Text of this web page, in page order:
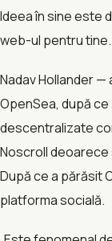
Ideea în sine este
web-ul pentru tine.
Nadav Hollander
OpenSea, după
descentralizate
Noscroll deoarece
După ce a părăsit
platforma socială.